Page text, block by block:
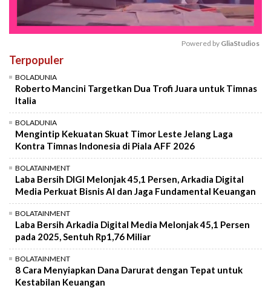
Powered by GliaStudios
Terpopuler
BOLADUNIA
Roberto Mancini Targetkan Dua Trofi Juara untuk Timnas
Italia
BOLADUNIA
Mengintip Kekuatan Skuat Timor Leste Jelang Laga
Kontra Timnas Indonesia di Piala AFF 2026
BOLATAINMENT
Laba Bersih DIGI Melonjak 45,1 Persen, Arkadia Digital
Media Perkuat Bisnis AI dan Jaga Fundamental Keuangan
BOLATAINMENT
Laba Bersih Arkadia Digital Media Melonjak 45,1 Persen
pada 2025, Sentuh Rp1,76 Miliar
BOLATAINMENT
8 Cara Menyiapkan Dana Darurat dengan Tepat untuk
Kestabilan Keuangan